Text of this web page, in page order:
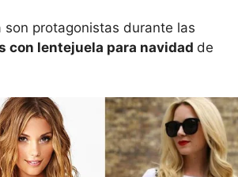
protagonistas durante las
con lentejuela para navidad de